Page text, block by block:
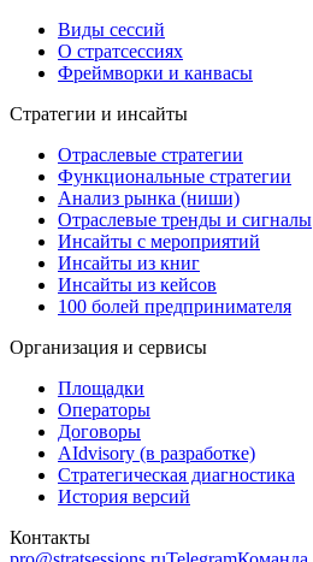
Виды сессий
О стратсессиях
Фреймворки и канвасы
Стратегии и инсайты
Отраслевые стратегии
Функциональные стратегии
Анализ рынка (ниши)
Отраслевые тренды и сигналы
Инсайты с мероприятий
Инсайты из книг
Инсайты из кейсов
100 болей предпринимателя
Организация и сервисы
Площадки
Операторы
Договоры
AIdvisory (в разработке)
Стратегическая диагностика
История версий
Контакты